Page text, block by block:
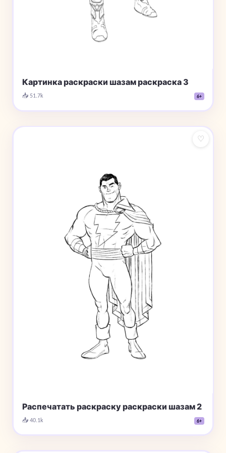
Картинка раскраски шазам раскраска 3
📥 51.7k 6+
♡
Распечатать раскраску раскраски шазам 2
📥 40.1k 6+